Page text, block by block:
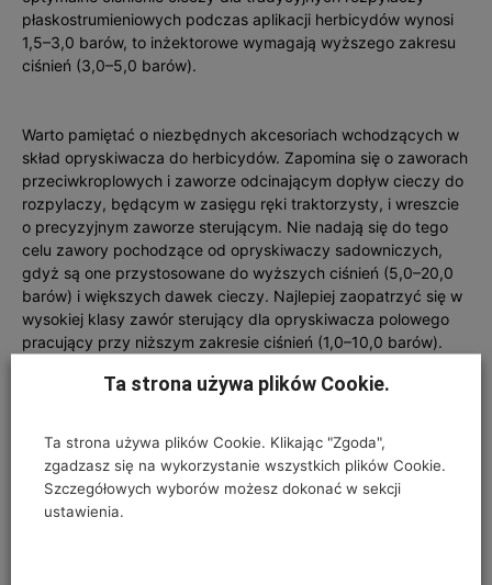
płaskostrumieniowych podczas aplikacji herbicydów wynosi
1,5–3,0 barów, to inżektorowe wymagają wyższego zakresu
ciśnień (3,0–5,0 barów).
Warto pamiętać o niezbędnych akcesoriach wchodzących w
skład opryskiwacza do herbicydów. Zapomina się o zaworach
przeciwkroplowych i zaworze odcinającym dopływ cieczy do
rozpylaczy, będącym w zasięgu ręki traktorzysty, i wreszcie
o precyzyjnym zaworze sterującym. Nie nadają się do tego
celu zawory pochodzące od opryskiwaczy sadowniczych,
gdyż są one przystosowane do wyższych ciśnień (5,0–20,0
barów) i większych dawek cieczy. Najlepiej zaopatrzyć się w
wysokiej klasy zawór sterujący dla opryskiwacza polowego
pracujący przy niższym zakresie ciśnień (1,0–10,0 barów).
herbicydów nie zmieniły się od wielu lat i skwitować je można
jednym zdaniem. Nadal ­należy stosować niskie dawki cieczy
(200–300 l/ha opryskiwanej powierzchni), grube i bardzo
grube krople wytwarzane przez rozpylacze
Ta strona używa plików Cookie.
Ta strona używa plików Cookie. Klikając "Zgoda",
zgadzasz się na wykorzystanie wszystkich plików Cookie.
Szczegółowych wyborów możesz dokonać w sekcji
ustawienia.